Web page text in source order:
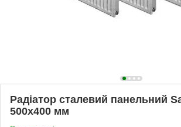
Радіатор сталевий панельний
500х400 мм